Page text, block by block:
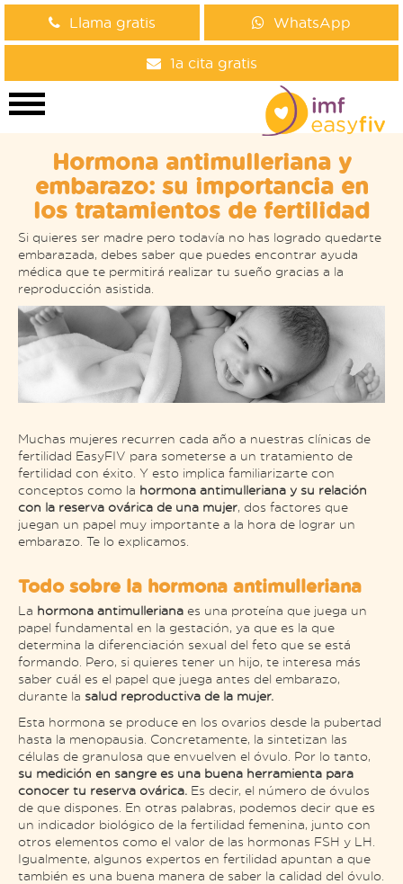
Llama gratis WhatsApp
1a cita gratis
Hormona antimulleriana y
embarazo: su importancia en
los tratamientos de fertilidad
Si quieres ser madre pero todavía no has logrado quedarte
embarazada, debes saber que puedes encontrar ayuda
médica que te permitirá realizar tu sueño gracias a la
reproducción asistida.
Muchas mujeres recurren cada año a nuestras clínicas de
fertilidad EasyFIV para someterse a un tratamiento de
fertilidad con éxito. Y esto implica familiarizarte con
conceptos como la hormona antimulleriana y su relación
con la reserva ovárica de una mujer, dos factores que
juegan un papel muy importante a la hora de lograr un
embarazo. Te lo explicamos.
Todo sobre la hormona antimulleriana
La hormona antimulleriana es una proteína que juega un
papel fundamental en la gestación, ya que es la que
determina la diferenciación sexual del feto que se está
formando. Pero, si quieres tener un hijo, te interesa más
saber cuál es el papel que juega antes del embarazo,
durante la salud reproductiva de la mujer.
Esta hormona se produce en los ovarios desde la pubertad
hasta la menopausia. Concretamente, la sintetizan las
células de granulosa que envuelven el óvulo. Por lo tanto,
su medición en sangre es una buena herramienta para
conocer tu reserva ovárica. Es decir, el número de óvulos
de que dispones. En otras palabras, podemos decir que es
un indicador biológico de la fertilidad femenina, junto con
otros elementos como el valor de las hormonas FSH y LH.
Igualmente, algunos expertos en fertilidad apuntan a que
también es una buena manera de saber la calidad del óvulo.